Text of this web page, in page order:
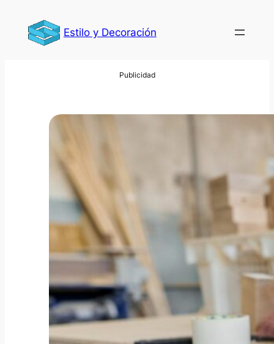
contenido
Estilo y Decoración